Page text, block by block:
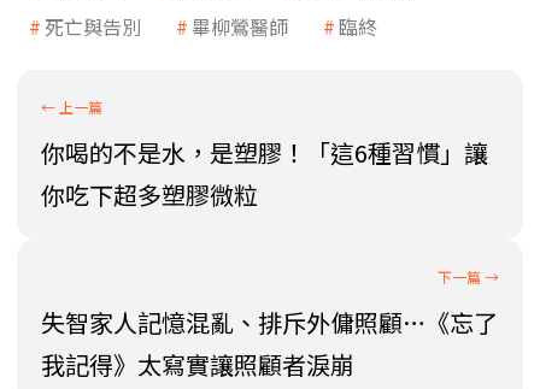
死亡與告別
畢柳鶯醫師 臨終
你喝的不是水，是塑膠！「這6種習慣」讓
你吃下超多塑膠微粒
失智家人記憶混亂、排斥外傭照顧…《忘了
我記得》太寫實讓照顧者淚崩